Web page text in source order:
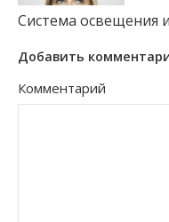
Система освещения
Добавить
Комментарий